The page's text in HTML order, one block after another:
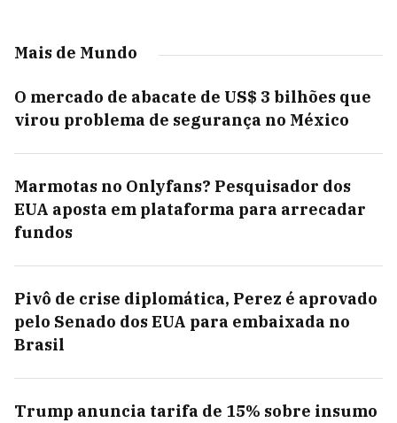
Mais de Mundo
O mercado de abacate de US$ 3 bilhões que
virou problema de segurança no México
Marmotas no Onlyfans? Pesquisador dos
EUA aposta em plataforma para arrecadar
fundos
Pivô de crise diplomática, Perez é aprovado
pelo Senado dos EUA para embaixada no
Brasil
Trump anuncia tarifa de 15% sobre insumo